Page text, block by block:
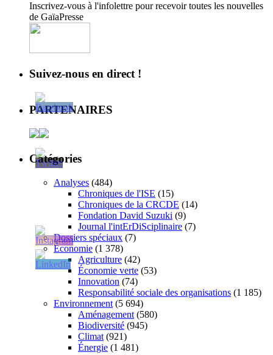
Inscrivez-vous à l'infolettre pour recevoir toutes les nouvelles
de GaïaPresse
Suivez-nous en direct !
PARTENAIRES
Catégories
Analyses (484)
Chroniques de l'ISE (15)
Chroniques de la CRCDE (14)
Fondation David Suzuki (9)
Journal l'intErDiSciplinaire (7)
Dossiers spéciaux (7)
Économie (1 378)
Agriculture (42)
Économie verte (53)
Innovation (74)
Responsabilité sociale des organisations (1 185)
Environnement (5 694)
Aménagement (580)
Biodiversité (945)
Climat (921)
Énergie (1 481)